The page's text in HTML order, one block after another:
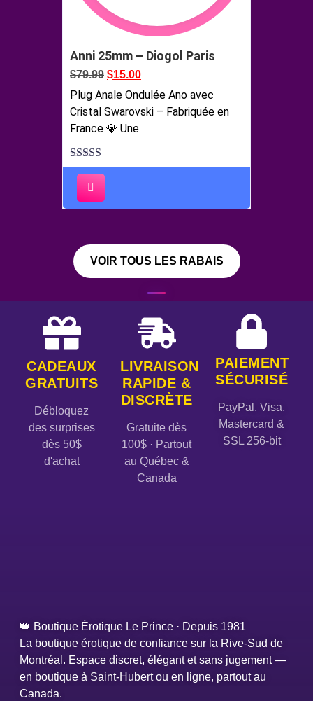
Anni 25mm – Diogol Paris
$79.99 $15.00
Plug Anale Ondulée Ano avec
Cristal Swarovski – Fabriquée en
France 💎 Une
Note5.00sur
VOIR TOUS LES RABAIS
CADEAUX
GRATUITS
Débloquez
des surprises
dès 50$
d'achat
LIVRAISON
RAPIDE &
DISCRÈTE
Gratuite dès
100$ · Partout
au Québec &
Canada
PAIEMENT
SÉCURISÉ
PayPal, Visa,
Mastercard &
SSL 256-bit
👑 Boutique Érotique Le Prince · Depuis 1981
La boutique érotique de confiance sur la Rive-Sud de
Montréal. Espace discret, élégant et sans jugement —
en boutique à Saint-Hubert ou en ligne, partout au
Canada.